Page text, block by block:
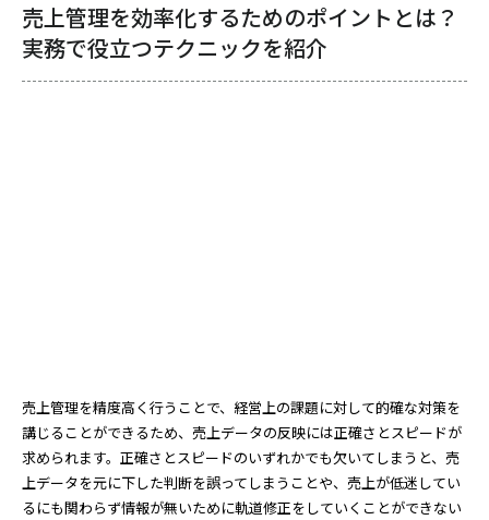
売上管理を効率化するためのポイントとは？
実務で役立つテクニックを紹介
売上管理を精度高く行うことで、経営上の課題に対して的確な対策を
講じることができるため、売上データの反映には正確さとスピードが
求められます。正確さとスピードのいずれかでも欠いてしまうと、売
上データを元に下した判断を誤ってしまうことや、売上が低迷してい
るにも関わらず情報が無いために軌道修正をしていくことができない